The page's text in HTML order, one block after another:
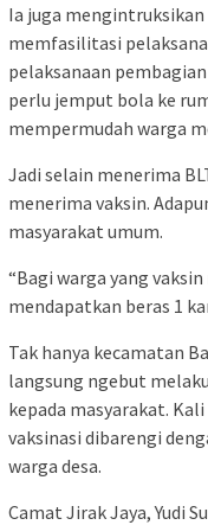
Ia juga mengintruksikan
memfasilitasi
pelaksanaan
perlu jemput bola ke
mempermudah warga
Jadi selain menerima
menerima vaksin.
masyarakat umum.
“Bagi warga yang
mendapatkan beras 1
Tak hanya kecamatan
langsung ngebut
kepada masyarakat.
vaksinasi dibarengi
warga desa.
Camat Jirak Jaya, Yudi